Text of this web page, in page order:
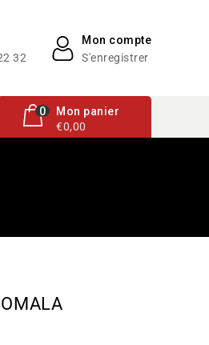
Mon compte
S'enregistrer
32
0
0 articleMon panier
€0,00